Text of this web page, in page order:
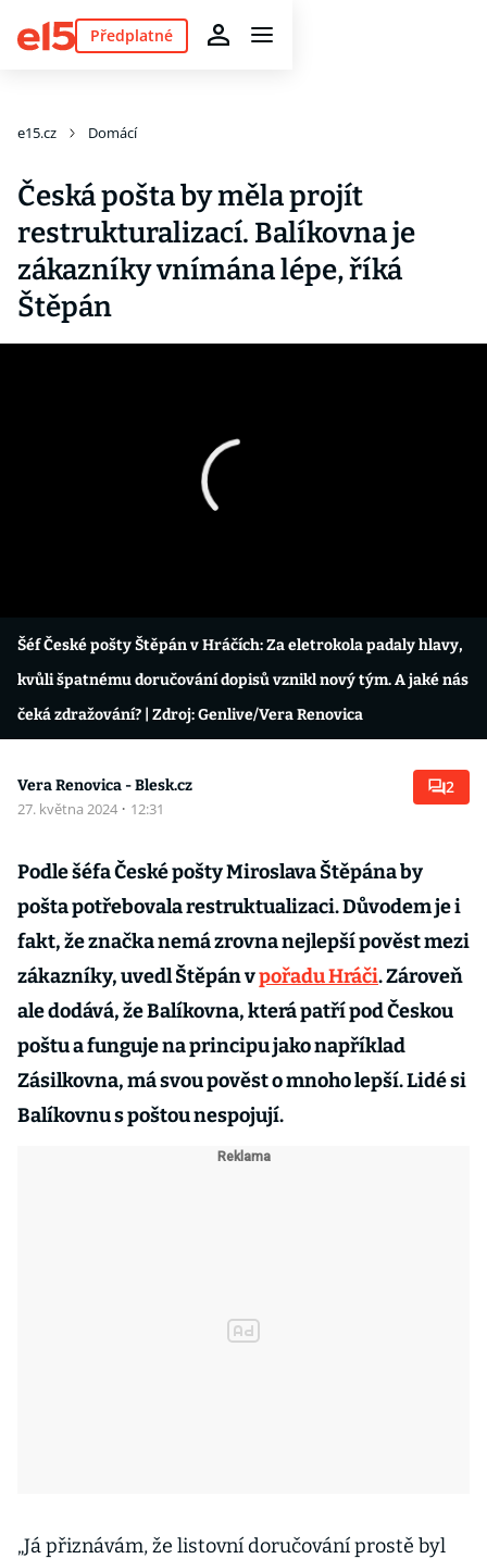
Předplatné
e15.cz Domácí
Česká pošta by měla projít
restrukturalizací. Balíkovna je
zákazníky vnímána lépe, říká
Štěpán
Šéf České pošty Štěpán v Hráčích: Za eletrokola padaly hlavy,
kvůli špatnému doručování dopisů vznikl nový tým. A jaké nás
čeká zdražování? | Zdroj: Genlive/Vera Renovica
Vera Renovica - Blesk.cz
27. května 2024 · 12:31
2
Podle šéfa České pošty Miroslava Štěpána by
pošta potřebovala restruktualizaci. Důvodem je i
fakt, že značka nemá zrovna nejlepší pověst mezi
zákazníky, uvedl Štěpán vpořadu Hráči. Zároveň
ale dodává, že Balíkovna, která patří pod Českou
poštu a funguje na principu jako například
Zásilkovna, má svou pověst o mnoho lepší. Lidé si
Balíkovnu s poštou nespojují.
„Já přiznávám, že listovní doručování prostě byl